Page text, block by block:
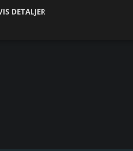
2026|Webhandel generelt
DETALJER